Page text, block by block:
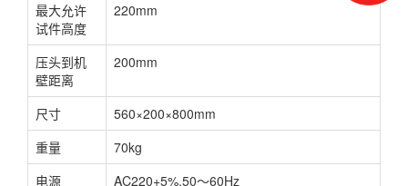
最大允许
试件高度
220mm
压头到机
壁距离
200mm
尺寸
560×200×800mm
重量
70kg
电源
AC220+5%,50～60Hz